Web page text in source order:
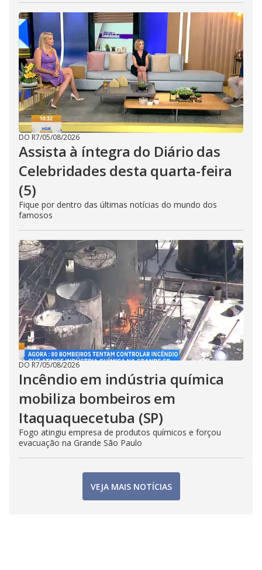
DO R7/05/08/2026
Assista à íntegra do Diário das
Celebridades desta quarta-feira
(5)
Fique por dentro das últimas notícias do mundo dos
famosos
DO R7/05/08/2026
Incêndio em indústria química
mobiliza bombeiros em
Itaquaquecetuba (SP)
Fogo atingiu empresa de produtos químicos e forçou
evacuação na Grande São Paulo
VEJA MAIS NOTÍCIAS